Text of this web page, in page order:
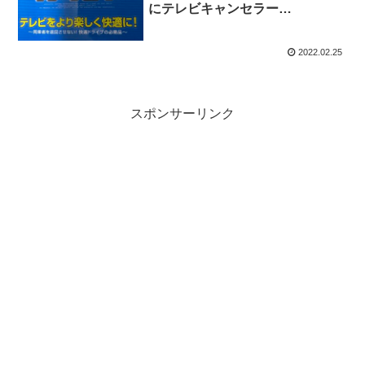
にテレビキャンセラー
2022.02.25
スポンサーリンク